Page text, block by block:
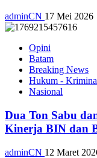
adminCN 17 Mei 2026
Opini
Batam
Breaking News
Hukum -
Nasional
Dua Ton Sabu
Kinerja BIN dan
adminCN 12 Maret